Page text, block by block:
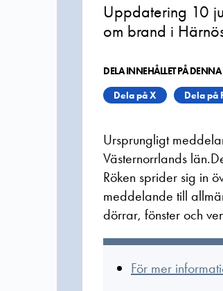
Uppdatering 10
om brand i
DELA INNEHÅLLET PÅ
Dela på X
Dela på
Ursprungligt
Västernorrlands
Röken sprider sig in
meddelande till
dörrar, fönster och
För mer